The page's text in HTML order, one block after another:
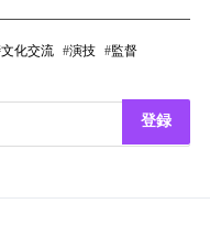
文化交流 演技
監督
登録